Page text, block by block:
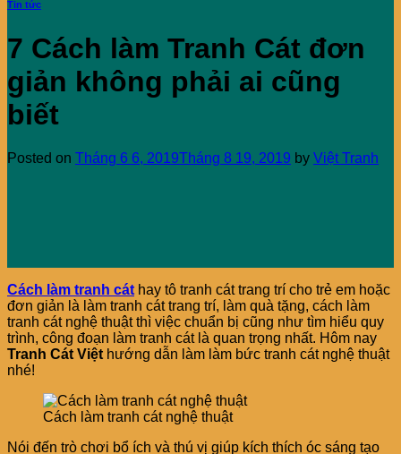
Tin tức
7 Cách làm Tranh Cát đơn
giản không phải ai cũng
biết
Posted on Tháng 6 6, 2019Tháng 8 19, 2019 by Việt Tranh
Cách làm tranh cát hay tô tranh cát trang trí cho trẻ em hoặc
đơn giản là làm tranh cát trang trí, làm quà tặng, cách làm
tranh cát nghệ thuật thì việc chuẩn bị cũng như tìm hiểu quy
trình, công đoạn làm tranh cát là quan trọng nhất. Hôm nay
Tranh Cát Việt hướng dẫn làm làm bức tranh cát nghệ thuật
nhé!
Cách làm tranh cát nghệ thuật
Nói đến trò chơi bổ ích và thú vị giúp kích thích óc sáng tạo